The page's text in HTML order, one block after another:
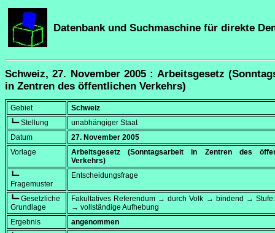
Datenbank und Suchmaschine für direkte
Schweiz, 27. November 2005 : Arbeitsgesetz
in Zentren des öffentlichen Verkehrs)
Gebiet
Schweiz
┗━ Stellung
unabhängiger Staat
Datum
27. November 2005
Vorlage
Arbeitsgesetz (Sonntagsarbeit in Zentren des
Verkehrs)
┗━
Fragemuster
Entscheidungsfrage
┗━ Gesetzliche
Grundlage
Fakultatives Referendum → durch Volk → bindend →
→ vollständige Aufhebung
Ergebnis
angenommen